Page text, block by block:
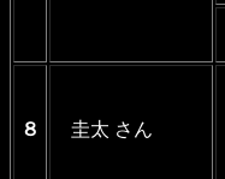
８ 圭太 さん